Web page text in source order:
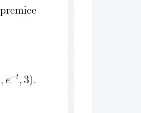
,e− t, 3).